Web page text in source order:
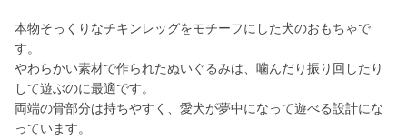
本物そっくりなチキンレッグをモチーフにした犬のおもちゃで
す。
やわらかい素材で作られたぬいぐるみは、噛んだり振り回したり
して遊ぶのに最適です。
両端の骨部分は持ちやすく、愛犬が夢中になって遊べる設計にな
っています。